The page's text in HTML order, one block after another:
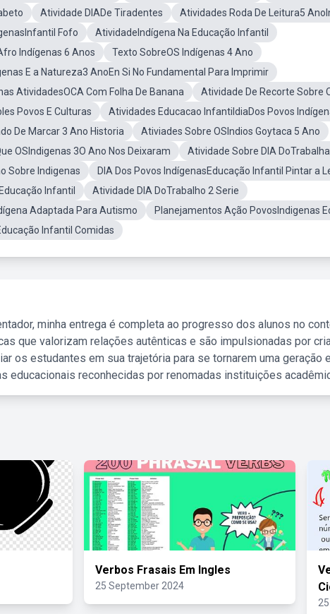
Atividade DIADe Tiradentes
Atividades Roda De Leitura5
Fofo
AtividadeIndígena Na Educação Infantil
Indígenas 6 Anos
Texto SobreOS Indígenas 4 Ano
E a Natureza3 AnoEn Si No Fundamental Para Imprimir
AtividadesOCA Com Folha De Banana
Atividade De Recorte Sobre
Povos E Culturas
Atividades Educacao InfantildiaDos Povos
De Marcar 3 Ano Historia
Ativiades Sobre OSIndios Goytaca 5 Ano
OSIndigenas 3O Ano Nos Deixaram
Atividade Sobre DIA
Sobre Indigenas
DIA Dos Povos IndígenasEducação Infantil Pintar a
Infantil
Atividade DIA DoTrabalho 2 Serie
Adaptada Para Autismo
Planejamentos Ação PovosIndigenas
Infantil Comidas
minha entrega é completa ao progresso dos alunos no
que valorizam relações autênticas e são impulsionadas por
os estudantes em sua trajetória para se tornarem uma geração
educacionais reconhecidas por renomadas instituições
Verbos Frasais Em Ingles
25 September 2024